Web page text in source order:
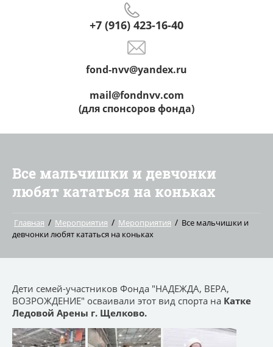
fond-nvv@yandex.ru
mail@fondnvv.com
(для спонсоров фонда)
+7 (916) 423-16-40
Все мальчишки и девчонки
любят кататься на коньках
Главная / Мероприятия / Мероприятия / Все мальчишки и
девчонки любят кататься на коньках
Дети семей-участников Фонда "НАДЕЖДА, ВЕРА,
ВОЗРОЖДЕНИЕ" осваивали этот вид спорта на Катке
Ледовой Арены г. Щелково.